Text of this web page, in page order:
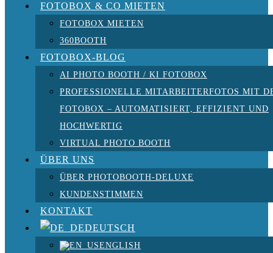
FOTOBOX & CO MIETEN
FOTOBOX MIETEN
360BOOTH
FOTOBOX-BLOG
AI PHOTO BOOTH / KI FOTOBOX
PROFESSIONELLE MITARBEITERFOTOS MIT
FOTOBOX – AUTOMATISIERT, EFFIZIENT UND
HOCHWERTIG
VIRTUAL PHOTO BOOTH
ÜBER UNS
ÜBER PHOTOBOOTH-DELUXE
KUNDENSTIMMEN
KONTAKT
DEUTSCH
ENGLISH